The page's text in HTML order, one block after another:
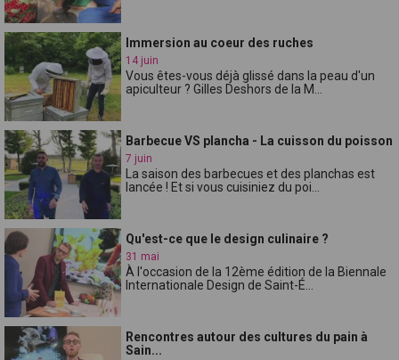
Immersion au coeur des ruches
14 juin
Vous êtes-vous déjà glissé dans la peau d'un
apiculteur ? Gilles Deshors de la M...
Barbecue VS plancha - La cuisson du poisson
7 juin
La saison des barbecues et des planchas est
lancée ! Et si vous cuisiniez du poi...
Qu'est-ce que le design culinaire ?
31 mai
À l'occasion de la 12ème édition de la Biennale
Internationale Design de Saint-É...
Rencontres autour des cultures du pain à
Sain...